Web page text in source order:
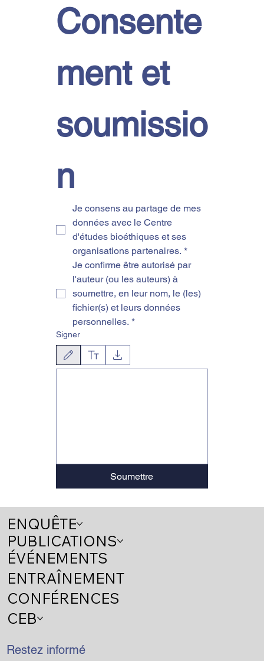
Consente
ment et
soumissio
n
Je consens au partage de mes
données avec le Centre
d'études bioéthiques et ses
organisations partenaires. *
Je confirme être autorisé par
l'auteur (ou les auteurs) à
soumettre, en leur nom, le (les)
fichier(s) et leurs données
personnelles. *
Signer
Le mode de dessin a été sélectionné. Le dessin nécessite une souris ou
Soumettre
ENQUÊTE
PUBLICATIONS
ÉVÉNEMENTS
ENTRAÎNEMENT
CONFÉRENCES
CEB
Restez informé